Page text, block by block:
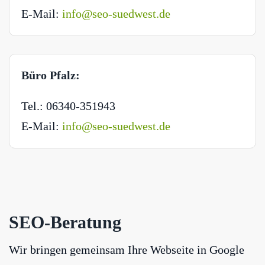
E-Mail: info@seo-suedwest.de
Büro Pfalz:
Tel.: 06340-351943
E-Mail: info@seo-suedwest.de
SEO-Beratung
Wir bringen gemeinsam Ihre Webseite in Google